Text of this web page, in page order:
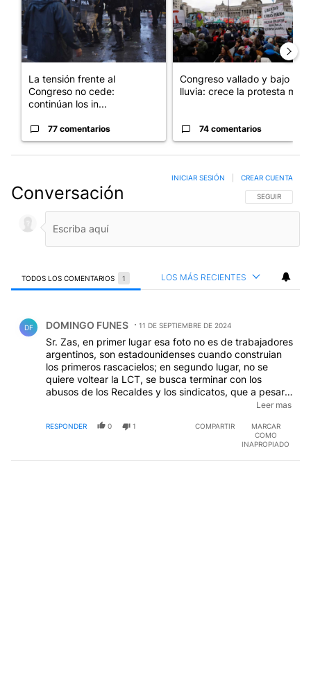
La tensión frente al
Congreso no cede:
continúan los in...
77 comentarios
Congreso vallado y bajo la
lluvia: crece la protesta mi...
74 comentarios
Conversación SIGA ESTA
SEGUIR
INICIAR SESIÓN CREAR CUENTA
TODOS LOS COMENTARIOS 1 LOS MÁS RECIENTES
DF DOMINGO FUNES 11 DE SEPTIEMBRE DE 2024
Sr. Zas, en primer lugar esa foto no es de trabajadores
argentinos, son estadounidenses cuando construian
los primeros rascacielos; en segundo lugar, no se
quiere voltear la LCT, se busca terminar con los
abusos de los Recaldes y los sindicatos, que a pesar
de su ingerencia solo consiguieron que el desempleo
cuento, entonces no invente complots, cualquiera que
haya manejado una pyme sabe de lo que hablo,
Leer mas
RESPONDER 0 1 COMPARTIR
MARCAR
COMO
INAPROPIADO